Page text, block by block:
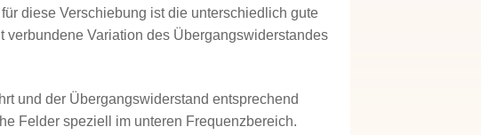
diese Verschiebung ist die unterschiedlich gute
Variation des Übergangswiderstandes
und der Übergangswiderstand entsprechend
Felder speziell im unteren Frequenzbereich.